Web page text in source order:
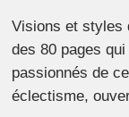
Visions et styles
des 80 pages
passionnés de
éclectisme,